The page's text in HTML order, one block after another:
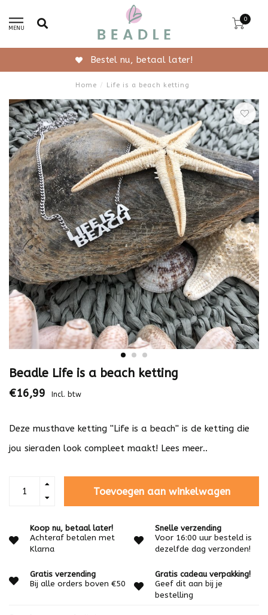
MENU
0
Bestel nu, betaal later!
Home / Life is a beach ketting
Beadle Life is a beach ketting
€16,99 Incl. btw
Deze musthave ketting ''Life is a beach'' is de ketting die
jou sieraden look compleet maakt! Lees meer..
Toevoegen aan winkelwagen
Koop nu, betaal later!
Achteraf betalen met
Klarna
Snelle verzending
Voor 16:00 uur besteld is
dezelfde dag verzonden!
Gratis verzending
Bij alle orders boven €50
Gratis cadeau verpakking!
Geef dit aan bij je
bestelling